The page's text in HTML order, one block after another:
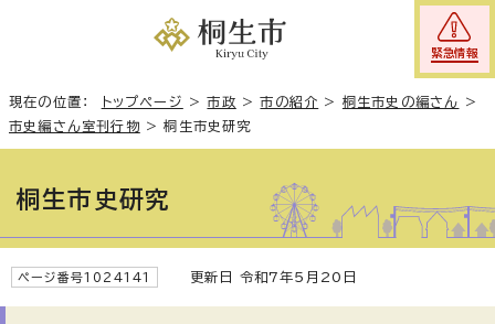
緊急情報
現在の位置： トップページ >市政 >市の紹介 > 桐生市史の編さん
>
市史編さん室刊行物 >桐生市史研究
桐生市史研究
ページ番号1024141 更新日 令和7年5月20日